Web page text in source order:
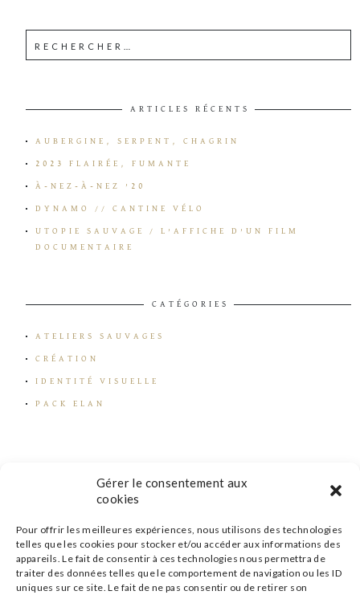
Gérer le consentement aux
cookies
Pour offrir les meilleures expériences, nous utilisons des technologies
telles que les cookies pour stocker et/ou accéder aux informations des
appareils. Le fait de consentir à ces technologies nous permettra de
traiter des données telles que le comportement de navigation ou les ID
uniques sur ce site. Le fait de ne pas consentir ou de retirer son
ARTICLES RÉCENTS
AUBERGINE, SERPENT, CHAGRIN
2023 FLAIRÉE, FUMANTE
À-NEZ-À-NEZ ’20
DYNAMO // CANTINE VÉLO
UTOPIE SAUVAGE / L’AFFICHE D’UN FILM
DOCUMENTAIRE
CATÉGORIES
ATELIERS SAUVAGES
CRÉATION
IDENTITÉ VISUELLE
PACK ELAN